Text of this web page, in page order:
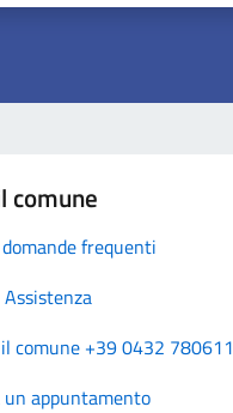
comune
frequenti
comune +39 0432 780611
un appuntamento